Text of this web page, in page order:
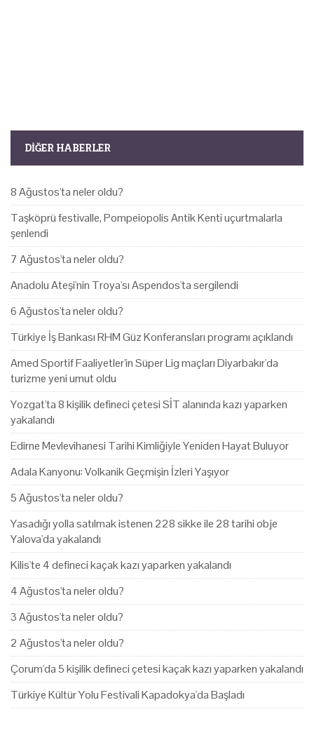
DIĞER HABERLER
8 Ağustos'ta neler oldu?
Taşköprü festivalle, Pompeiopolis Antik Kenti uçurtmalarla
şenlendi
7 Ağustos'ta neler oldu?
Anadolu Ateşi'nin Troya'sı Aspendos'ta sergilendi
6 Ağustos'ta neler oldu?
Türkiye İş Bankası RHM Güz Konferansları programı açıklandı
Amed Sportif Faaliyetler'in Süper Lig maçları Diyarbakır'da
turizme yeni umut oldu
Yozgat'ta 8 kişilik defineci çetesi SİT alanında kazı yaparken
yakalandı
Edirne Mevlevihanesi Tarihi Kimliğiyle Yeniden Hayat Buluyor
Adala Kanyonu: Volkanik Geçmişin İzleri Yaşıyor
5 Ağustos'ta neler oldu?
Yasadığı yolla satılmak istenen 228 sikke ile 28 tarihi obje
Yalova'da yakalandı
Kilis'te 4 defineci kaçak kazı yaparken yakalandı
4 Ağustos'ta neler oldu?
3 Ağustos'ta neler oldu?
2 Ağustos'ta neler oldu?
Çorum'da 5 kişilik defineci çetesi kaçak kazı yaparken yakalandı
Türkiye Kültür Yolu Festivali Kapadokya'da Başladı